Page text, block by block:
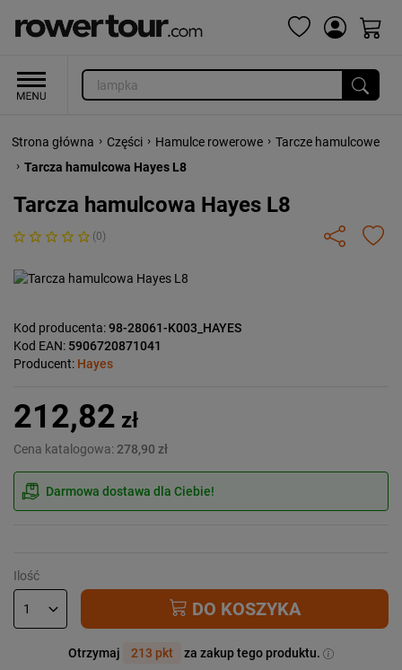
Strona główna › Części › Hamulce rowerowe › Tarcze hamulcowe
› Tarcza hamulcowa Hayes L8
Tarcza hamulcowa Hayes L8
(0)
Kod producenta:98-28061-K003_HAYES
Kod EAN: 5906720871041
Producent: Hayes
212,82 zł
Cena katalogowa: 278,90 zł
Darmowa dostawa dla Ciebie!
Ilość
DO KOSZYKA
Otrzymaj 213 pkt za zakup tego produktu.